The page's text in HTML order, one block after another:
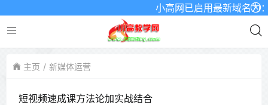
小高网已启用最新域名为：
主页 新媒体运营
短视频速成课方法论加实战结合